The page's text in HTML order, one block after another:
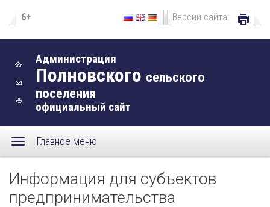
6+ Версии сайта:
Администрация
Полновского сельского
поселения
официальный сайт
Главное меню
Информация для субъектов
предпринимательства